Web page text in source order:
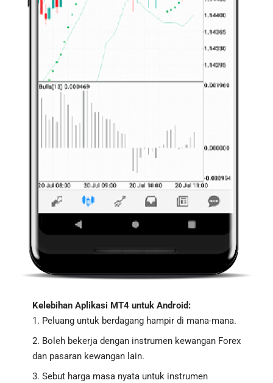
Kelebihan Aplikasi MT4 untuk Android:
Peluang untuk berdagang hampir di mana-mana.
Boleh bekerja dengan instrumen kewangan Forex
dan pasaran kewangan lain.
Sebut harga masa nyata untuk instrumen